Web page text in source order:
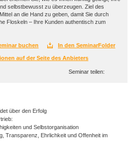
selbstbewusst zu überzeugen. Ziel des
an die Hand zu geben, damit Sie durch
Floskeln – Ihre Kunden authentisch zum
buchen In den SeminarFolder
auf der Seite des Anbieters
Seminar teilen:
über den Erfolg
und Selbstorganisation
Transparenz, Ehrlichkeit und Offenheit im